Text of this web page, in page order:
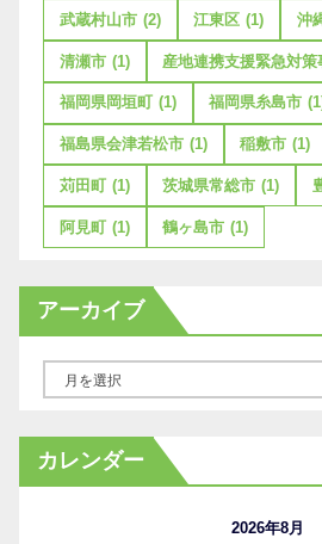
武蔵村山市 (2) 江東区 (1) 沖
清瀬市 (1) 産地連携支援緊急対策
福岡県岡垣町 (1) 福岡県糸島市
福島県会津若松市 (1) 稲敷市 (1)
苅田町 (1) 茨城県常総市 (1)
阿見町 (1) 鶴ヶ島市 (1)
アーカイブ
カ
イ
カレンダー
2026年8月